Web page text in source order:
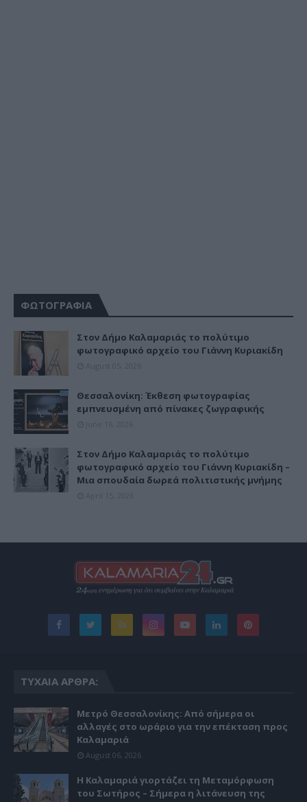
ΦΩΤΟΓΡΑΦΙΑ
Στον Δήμο Καλαμαριάς το πολύτιμο
φωτογραφικό αρχείο του Γιάννη Κυριακίδη
Θεσσαλονίκη: Έκθεση φωτογραφίας
εμπνευσμένη από πίνακες ζωγραφικής
Στον Δήμο Καλαμαριάς το πολύτιμο
φωτογραφικό αρχείο του Γιάννη Κυριακίδη –
Μια σπουδαία δωρεά πολιτιστικής μνήμης
ΤΥΧΑΊΑ ΆΡΘΡΑ:
Μετρό Θεσσαλονίκης: Από σήμερα οι
αλλαγές στο ωράριο για την επέκταση προς
Καλαμαριά
August 06, 2026
Η Καλαμαριά γιορτάζει τη Μεταμόρφωση
του Σωτήρος – Σήμερα η λιτάνευση της